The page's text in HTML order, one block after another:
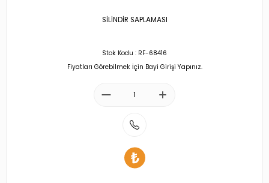
SİLİNDİR SAPLAMASI
Stok Kodu : RF-68416
Fiyatları Görebilmek İçin Bayi Girişi Yapınız.